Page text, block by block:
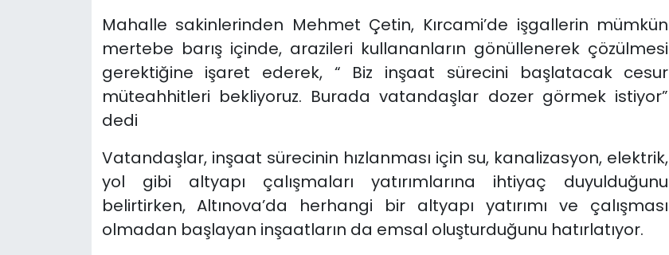
Mahalle sakinlerinden Mehmet Çetin, Kırcami’de işgallerin mümkün
mertebe barış içinde, arazileri kullananların gönüllenerek çözülmesi
gerektiğine işaret ederek, “ Biz inşaat sürecini başlatacak cesur
müteahhitleri bekliyoruz. Burada vatandaşlar dozer görmek istiyor”
dedi
Vatandaşlar, inşaat sürecinin hızlanması için su, kanalizasyon, elektrik,
yol gibi altyapı çalışmaları yatırımlarına ihtiyaç duyulduğunu
belirtirken, Altınova’da herhangi bir altyapı yatırımı ve çalışması
olmadan başlayan inşaatların da emsal oluşturduğunu hatırlatıyor.